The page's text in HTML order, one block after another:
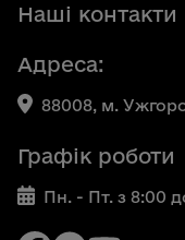
Наші контакти
Адреса:
88008, м.
Графік роботи
Пн. - Пт. з 8:00